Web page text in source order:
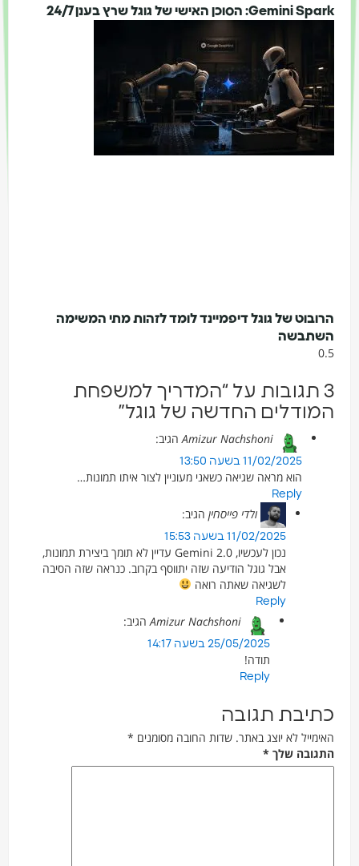
Gemini Spark: הסוכן האישי של גוגל שרץ בענן 24/7
הרובוט של גוגל דיפמיינד לומד לזהות מתי המשימה
השתבשה
3 תגובות על “המדריך למשפחת
המודלים החדשה של גוגל”
Amizur Nachshoni הגיב:
11/02/2025 בשעה 13:50
הוא מראה שגיאה כשאני מעוניין לצור איתו תמונות…
Reply
ולדי פייסחין הגיב:
11/02/2025 בשעה 15:53
נכון לעכשיו, Gemini 2.0 עדיין לא תומך ביצירת תמונות,
אבל גוגל הודיעה שזה יתווסף בקרוב. כנראה שזה הסיבה
לשגיאה שאתה רואה
Reply
Amizur Nachshoni הגיב:
25/05/2025 בשעה 14:17
תודה!
Reply
כתיבת תגובה
האימייל לא יוצג באתר. שדות החובה מסומנים*
התגובה שלך *